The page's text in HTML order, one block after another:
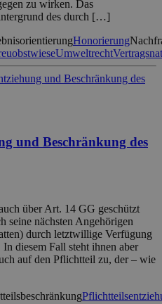
zu wirken. Das
des durch […]
Honorierung
Umweltrecht
und Beschränkung des
über Art. 14 GG geschützt
seine nächsten Angehörigen
durch letztwillige Verfügung
diesem Fall steht ihnen aber
auf den Pflichtteil zu, der – wie